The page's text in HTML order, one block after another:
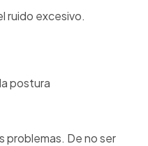
ruido excesivo.
postura
problemas. De no ser